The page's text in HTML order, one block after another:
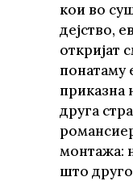
кои во
дејство,
откријат
понатаму
приказна
друга
монтажа:
што